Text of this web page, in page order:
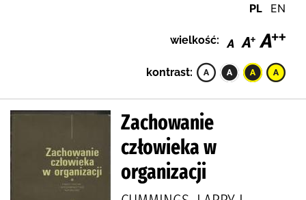
PL EN
wielkość:
kontrast:
Zachowanie
człowieka w
organizacji